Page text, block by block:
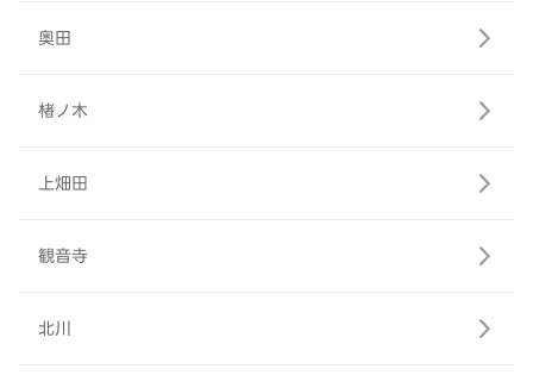
奥田
楮ノ木
上畑田
観音寺
北川